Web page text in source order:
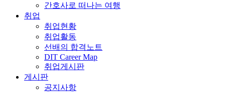
간호사로 떠나는 여행
취업
취업현황
취업활동
선배의 합격노트
DIT Career Map
취업게시판
게시판
공지사항